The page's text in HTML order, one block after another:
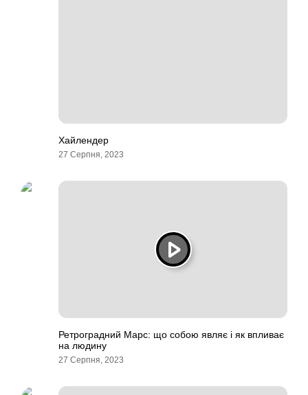
Хайлендер
27 Серпня, 2023
Ретроградний Марс: що собою являє і як впливає
на людину
27 Серпня, 2023